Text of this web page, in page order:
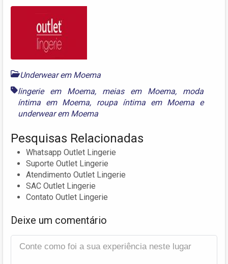
Underwear em Moema
lingerie em Moema, meias em Moema, moda
íntima em Moema, roupa íntima em Moema e
underwear em Moema
Pesquisas Relacionadas
Whatsapp Outlet Lingerie
Suporte Outlet Lingerie
Atendimento Outlet Lingerie
SAC Outlet Lingerie
Contato Outlet Lingerie
Deixe um comentário